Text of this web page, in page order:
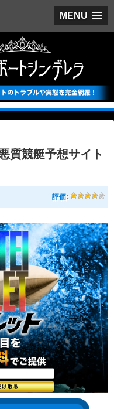
MENU
質競艇予想サイト